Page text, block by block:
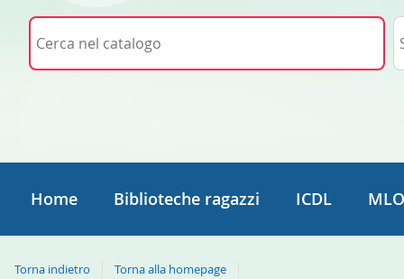
Cerca su "Cerca nel catalogo"
Home Biblioteche ragazzi ICDL
Torna indietro Torna alla homepage